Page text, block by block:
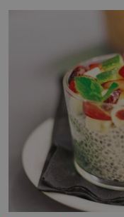
sezamového oleje ✿
jarní cibulku ✿ 1 lžíci